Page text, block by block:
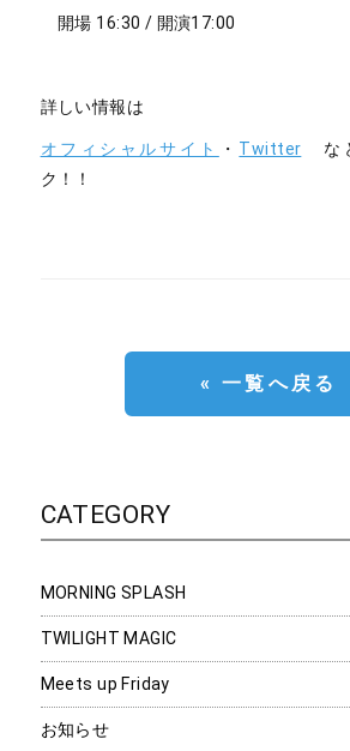
開場 16:30 / 開演17:00
詳しい情報は
オフィシャルサイト ・ Twitter な
ク！！
« 一覧へ戻る
CATEGORY
MORNING SPLASH
TWILIGHT MAGIC
Meets up Friday
お知らせ